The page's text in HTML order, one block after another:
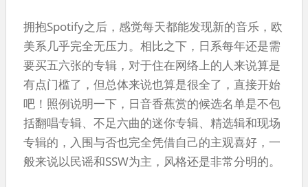
拥抱Spotify之后，感觉每天都能发现新的音乐，欧
美系几乎完全无压力。相比之下，日系每年还是需
要买五六张的专辑，对于住在网络上的人来说算是
有点门槛了，但总体来说也算是很全了，直接开始
吧！照例说明一下，日音香蕉赏的候选名单是不包
括翻唱专辑、不足六曲的迷你专辑、精选辑和现场
专辑的，入围与否也完全凭借自己的主观喜好，一
般来说以民谣和SSW为主，风格还是非常分明的。